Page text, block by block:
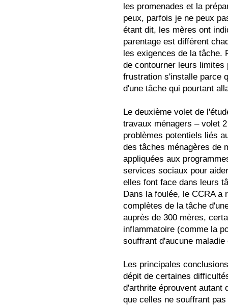
les promenades et la
peux, parfois je ne peux
étant dit, les mères ont
parentage est différent
les exigences de la tâche.
de contourner leurs
frustration s'installe parce
d'une tâche qui pourtant
Le deuxième volet de
travaux ménagers – volet
problèmes potentiels liés
des tâches ménagères de
appliquées aux
services sociaux pour
elles font face dans leurs
Dans la foulée, le CCRA a
complètes de la tâche
auprès de 300 mères,
inflammatoire (comme la
souffrant d'aucune maladie
Les principales
dépit de certaines
d'arthrite éprouvent autant
que celles ne souffrant